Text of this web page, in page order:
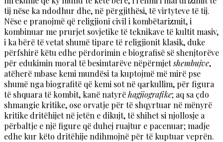
tij nëse ka ndodhur dhe, në përgjithësi, të virtyteve të tij.
Nëse e pranojmë që religjioni civil i kombëtarizmit, i
kombinuar me prurjet sovjetike të teknikave të kultit masiv,
i ka bërë të vetat shumë tipare të religjionit klasik, duke
përfshirë këtu edhe përdorimin e biografisë së shenjtorëve
për edukimin moral të besimtarëve nëpërmjetshembujve,
atëherë mbase kemi mundësi ta kuptojmë më mirë pse
shumë nga biografitë që kemi sot në qarkullim, për figura
të shquara të kombit, kanë natyrëhagjiografike; aq sa çdo
shmangie kritike, ose orvatje për të shqyrtuar në mënyrë
kritike dritëhijet në jetën e dikujt, të shihet si njollosje a
përbaltje e një figure që duhej ruajtur e pacenuar; madje
edhe kur këto dritëhije ndihmojnë për të kuptuar veprën.